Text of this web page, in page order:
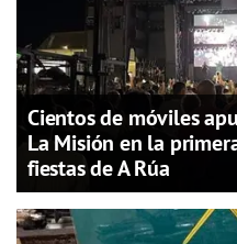
Cientos de móviles
La Misión en la
fiestas de A Rúa